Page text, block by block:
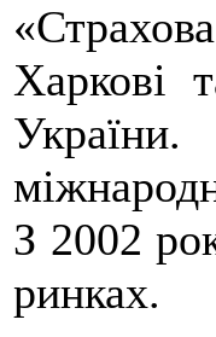
Харкові
З 2002
ринках.